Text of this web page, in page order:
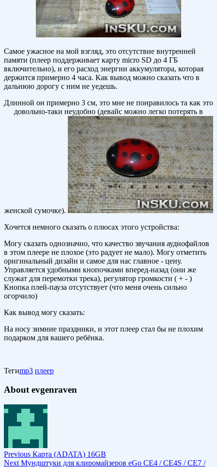
Самое ужасное на мой взгляд, это отсутствие внутренней
памяти (плеер поддерживает карту micro SD до 4 ГБ
включительно), и его расход энергии аккумулятора, которая
держится примерно 4 часа. Как вывод можно сказать что в
дальнюю дорогу с ним не уедешь.
Длинной он примерно 3 см, это мне не понравилось та как это
довольно-таки неудобно (девайс можно легко потерять в
женской сумочке).
Хочется немного сказать о плюсах этого устройства:
Могу сказать однозначно, что качество звучания аудиофайлов
в этом плеере не плохое (это радует не мало). Могу отметить
оригинальный дизайн и самое для нас главное - цену.
Управляется удобными кнопочками вперед-назад (они же
служат для перемотки трека), регулятор громкости ( + - )
Кнопка плей-пауза отсутствует (что меня очень сильно
огорчило)
Как вывод могу сказать:
На носу зимние праздники, и этот плеер стал бы не плохим
подарком для вашего ребёнка.
Тегиmp3 плеер
About evgenraven
Previous Карта (ADATA) 16GB
Next Мундштуки для клиромайзеров eGo CE4 / CE4S / CE7 /